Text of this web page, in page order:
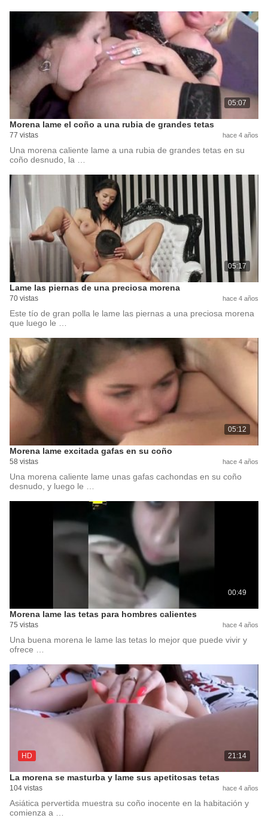
05:07
Morena lame el coño a una rubia de grandes tetas
77 vistas hace 4 años
Una morena caliente lame a una rubia de grandes tetas en su
coño desnudo, la …
05:17
Lame las piernas de una preciosa morena
70 vistas hace 4 años
Este tío de gran polla le lame las piernas a una preciosa morena
que luego le …
05:12
Morena lame excitada gafas en su coño
58 vistas hace 4 años
Una morena caliente lame unas gafas cachondas en su coño
desnudo, y luego le …
00:49
Morena lame las tetas para hombres calientes
75 vistas hace 4 años
Una buena morena le lame las tetas lo mejor que puede vivir y
ofrece …
HD 21:14
La morena se masturba y lame sus apetitosas tetas
104 vistas hace 4 años
Asiática pervertida muestra su coño inocente en la habitación y
comienza a …